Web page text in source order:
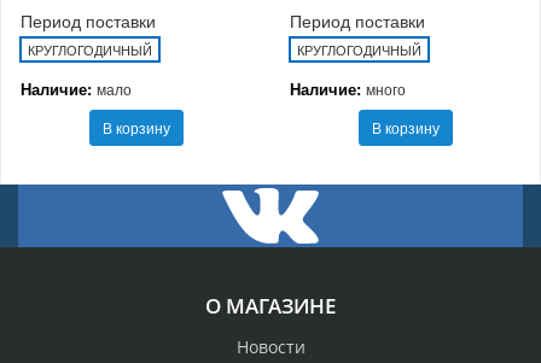
Период поставки
КРУГЛОГОДИЧНЫЙ
Наличие: мало
В корзину
Период поставки
КРУГЛОГОДИЧНЫЙ
Наличие: много
В корзину
О МАГАЗИНЕ
Новости